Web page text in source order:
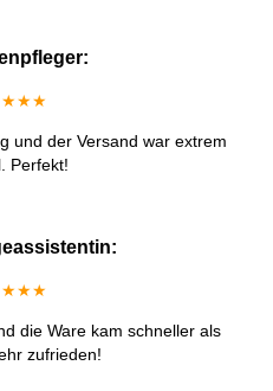
und der Versand war extrem
Perfekt!
die Ware kam schneller als
zufrieden!